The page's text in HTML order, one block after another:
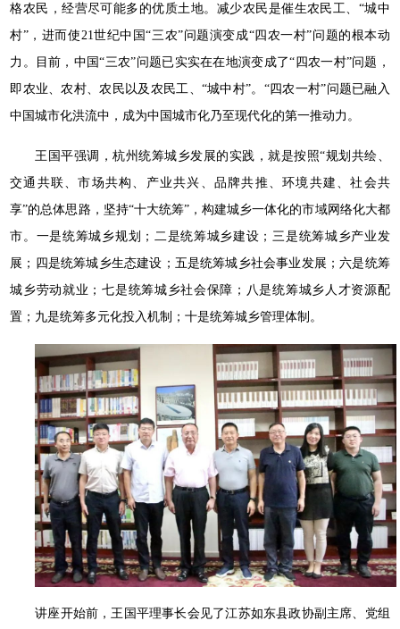
格农民，经营尽可能多的优质土地。减少农民是催生农民工、“城中
村”，进而使21世纪中国“三农”问题演变成“四农一村”问题的根本动
力。目前，中国“三农”问题已实实在在地演变成了“四农一村”问题，
即农业、农村、农民以及农民工、“城中村”。“四农一村”问题已融入
中国城市化洪流中，成为中国城市化乃至现代化的第一推动力。
王国平强调，杭州统筹城乡发展的实践，就是按照“规划共绘、
交通共联、市场共构、产业共兴、品牌共推、环境共建、社会共
享”的总体思路，坚持“十大统筹”，构建城乡一体化的市域网络化大都
市。一是统筹城乡规划；二是统筹城乡建设；三是统筹城乡产业发
展；四是统筹城乡生态建设；五是统筹城乡社会事业发展；六是统筹
城乡劳动就业；七是统筹城乡社会保障；八是统筹城乡人才资源配
置；九是统筹多元化投入机制；十是统筹城乡管理体制。
讲座开始前，王国平理事长会见了江苏如东县政协副主席、党组